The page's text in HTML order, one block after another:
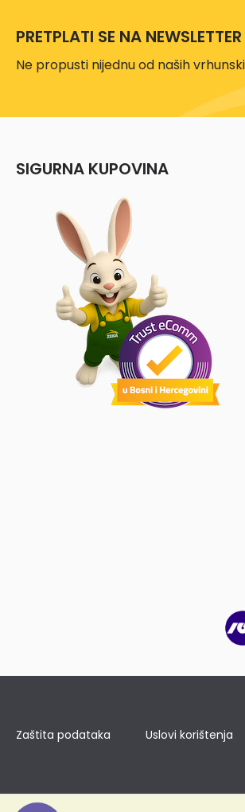
PRETPLATI SE NA
Ne propusti nijednu od naših
SIGURNA KUPOVINA
Zaštita podataka Uslovi korištenja